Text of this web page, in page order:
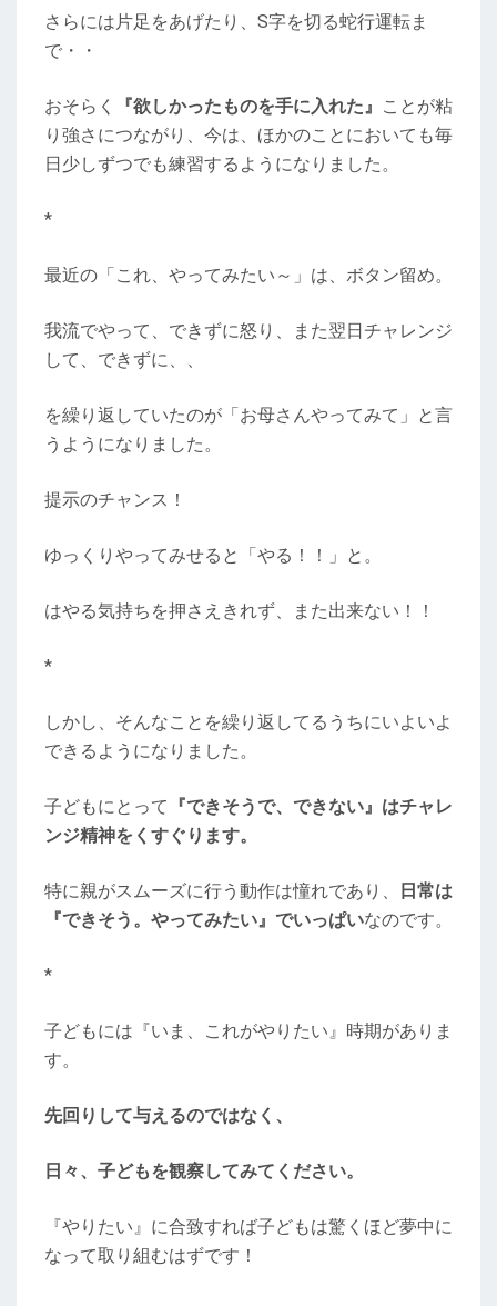
さらには片足をあげたり、S字を切る蛇行運転ま
で・・
おそらく 『欲しかったものを手に入れた』 ことが粘
り強さにつながり、今は、ほかのことにおいても毎
日少しずつでも練習するようになりました。
*
最近の「これ、やってみたい～」は、ボタン留め。
我流でやって、できずに怒り、また翌日チャレンジ
して、できずに、、
を繰り返していたのが「お母さんやってみて」と言
うようになりました。
提示のチャンス！
ゆっくりやってみせると「やる！！」と。
はやる気持ちを押さえきれず、また出来ない！！
*
しかし、そんなことを繰り返してるうちにいよいよ
できるようになりました。
子どもにとって 『できそうで、できない』はチャレ
ンジ精神をくすぐります。
特に親がスムーズに行う動作は憧れであり、
日常は
『できそう。やってみたい』でいっぱいなのです。
*
子どもには『いま、これがやりたい』時期がありま
す。
先回りして与えるのではなく、
日々、子どもを観察してみてください。
『やりたい』に合致すれば子どもは驚くほど夢中に
なって取り組むはずです！